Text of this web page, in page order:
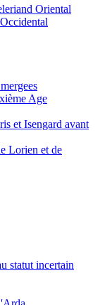
Oriental
Age
et Isengard avant
Lorien et de
statut incertain